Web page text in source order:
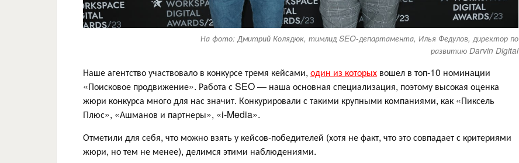
На фото: Дмитрий Колядюк, тимлид SEO-департамента, Илья Федулов, директор по
развитию Darvin Digital
Наше агентство участвовало в конкурсе тремя кейсами, один из которых вошел в топ-10 номинации
«Поисковое продвижение». Работа с SEO — наша основная специализация, поэтому высокая оценка
жюри конкурса много для нас значит. Конкурировали с такими крупными компаниями, как «Пиксель
Плюс», «Ашманов и партнеры», «i-Media».
Отметили для себя, что можно взять у кейсов-победителей (хотя не факт, что это совпадает с критериями
жюри, но тем не менее), делимся этими наблюдениями.